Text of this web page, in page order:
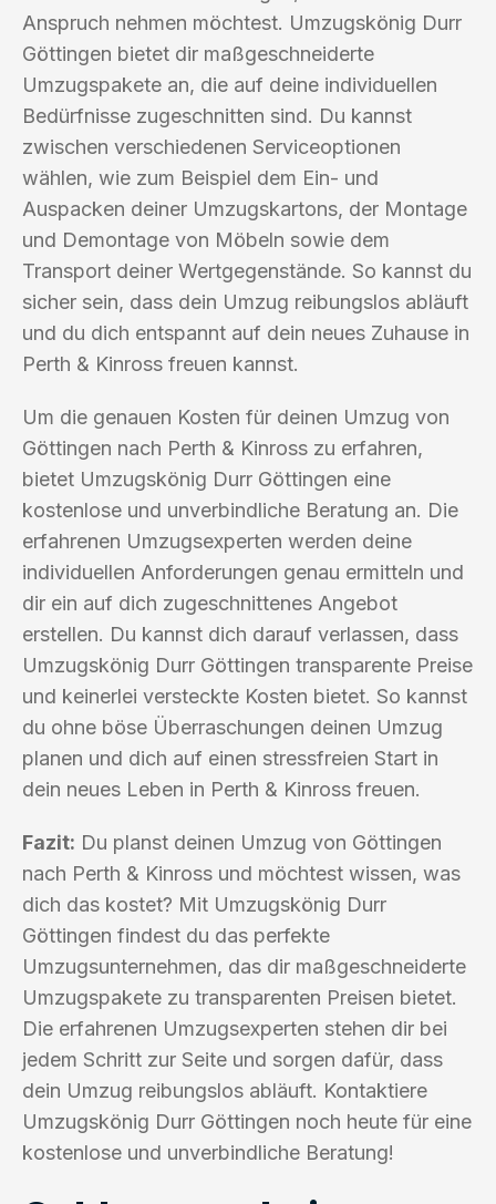
Anspruch nehmen möchtest. Umzugskönig Durr
Göttingen bietet dir maßgeschneiderte
Umzugspakete an, die auf deine individuellen
Bedürfnisse zugeschnitten sind. Du kannst
zwischen verschiedenen Serviceoptionen
wählen, wie zum Beispiel dem Ein- und
Auspacken deiner Umzugskartons, der Montage
und Demontage von Möbeln sowie dem
Transport deiner Wertgegenstände. So kannst du
sicher sein, dass dein Umzug reibungslos abläuft
und du dich entspannt auf dein neues Zuhause in
Perth & Kinross freuen kannst.
Um die genauen Kosten für deinen Umzug von
Göttingen nach Perth & Kinross zu erfahren,
bietet Umzugskönig Durr Göttingen eine
kostenlose und unverbindliche Beratung an. Die
erfahrenen Umzugsexperten werden deine
individuellen Anforderungen genau ermitteln und
dir ein auf dich zugeschnittenes Angebot
erstellen. Du kannst dich darauf verlassen, dass
Umzugskönig Durr Göttingen transparente Preise
und keinerlei versteckte Kosten bietet. So kannst
du ohne böse Überraschungen deinen Umzug
planen und dich auf einen stressfreien Start in
dein neues Leben in Perth & Kinross freuen.
Fazit: Du planst deinen Umzug von Göttingen
nach Perth & Kinross und möchtest wissen, was
dich das kostet? Mit Umzugskönig Durr
Göttingen findest du das perfekte
Umzugsunternehmen, das dir maßgeschneiderte
Umzugspakete zu transparenten Preisen bietet.
Die erfahrenen Umzugsexperten stehen dir bei
jedem Schritt zur Seite und sorgen dafür, dass
dein Umzug reibungslos abläuft. Kontaktiere
Umzugskönig Durr Göttingen noch heute für eine
kostenlose und unverbindliche Beratung!